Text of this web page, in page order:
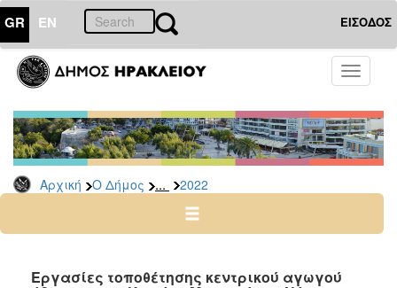
GR EN ΕΙΣΟΔΟΣ
Toggle
Αρχική Ο Δήμος ... 2022
ΔΗΜΟΣ
Δελτία
Τύπου
Αρχείο
2026
2024
Εργασίες τοποθέτησης κεντρικού αγωγού